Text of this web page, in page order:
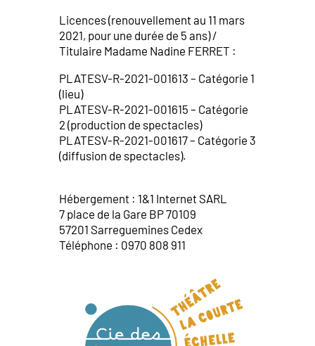
Licences (renouvellement au 11 mars
2021, pour une durée de 5 ans) /
Titulaire Madame Nadine FERRET :
PLATESV-R-2021-001613 – Catégorie 1
(lieu)
PLATESV-R-2021-001615 – Catégorie
2 (production de spectacles)
PLATESV-R-2021-001617 – Catégorie 3
(diffusion de spectacles).
Hébergement : 1&1 Internet SARL
7 place de la Gare BP 70109
57201 Sarreguemines Cedex
Téléphone : 0970 808 911